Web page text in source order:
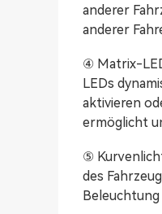
anderer
anderer
④ Matrix-
LEDs
aktivieren
ermöglicht
⑤
des
Beleuchtung